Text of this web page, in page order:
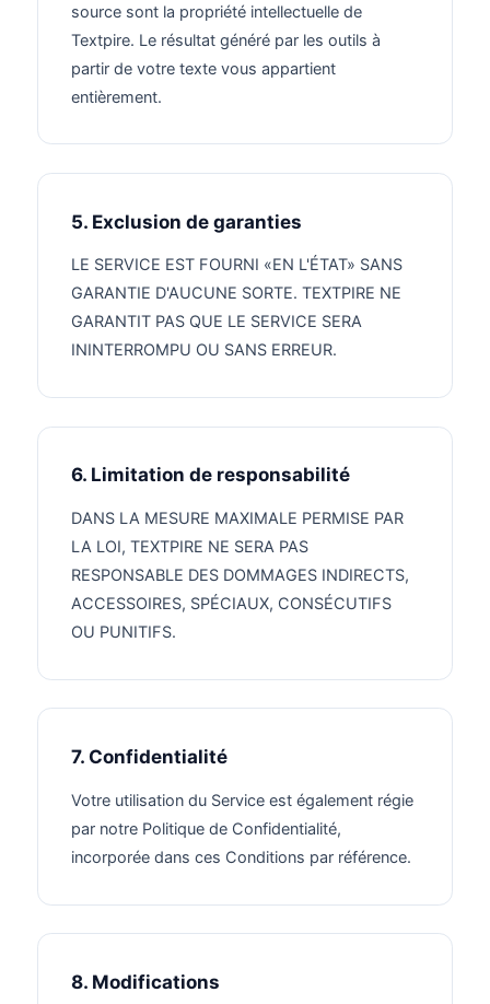
source sont la propriété intellectuelle de
Textpire. Le résultat généré par les outils à
partir de votre texte vous appartient
entièrement.
5. Exclusion de garanties
LE SERVICE EST FOURNI «EN L'ÉTAT» SANS
GARANTIE D'AUCUNE SORTE. TEXTPIRE NE
GARANTIT PAS QUE LE SERVICE SERA
ININTERROMPU OU SANS ERREUR.
6. Limitation de responsabilité
DANS LA MESURE MAXIMALE PERMISE PAR
LA LOI, TEXTPIRE NE SERA PAS
RESPONSABLE DES DOMMAGES INDIRECTS,
ACCESSOIRES, SPÉCIAUX, CONSÉCUTIFS
OU PUNITIFS.
7. Confidentialité
Votre utilisation du Service est également régie
par notre Politique de Confidentialité,
incorporée dans ces Conditions par référence.
8. Modifications